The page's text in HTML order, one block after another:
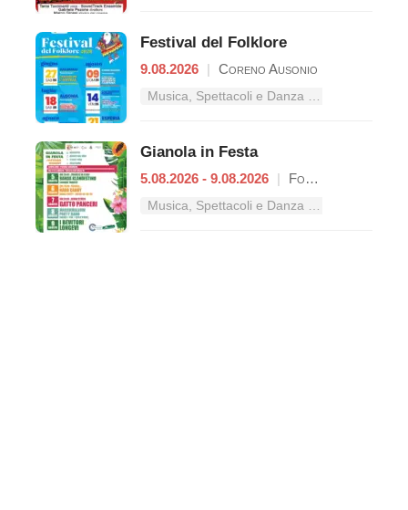
Festival del Folklore
9.08.2026 | Coreno Ausonio
Gianola in Festa
5.08.2026 - 9.08.2026 | Formia